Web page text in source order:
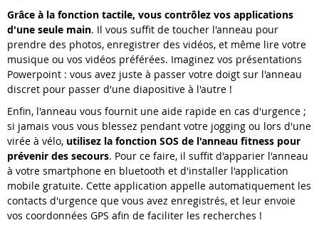
Grâce à la fonction tactile, vous contrôlez vos applications
d'une seule main. Il vous suffit de toucher l'anneau pour
prendre des photos, enregistrer des vidéos, et même lire votre
musique ou vos vidéos préférées. Imaginez vos présentations
Powerpoint : vous avez juste à passer votre doigt sur l'anneau
discret pour passer d'une diapositive à l'autre !
Enfin, l'anneau vous fournit une aide rapide en cas d'urgence ;
si jamais vous vous blessez pendant votre jogging ou lors d'une
virée à vélo, utilisez la fonction SOS de l'anneau fitness pour
prévenir des secours. Pour ce faire, il suffit d'apparier l'anneau
à votre smartphone en bluetooth et d'installer l'application
mobile gratuite. Cette application appelle automatiquement les
contacts d'urgence que vous avez enregistrés, et leur envoie
vos coordonnées GPS afin de faciliter les recherches !